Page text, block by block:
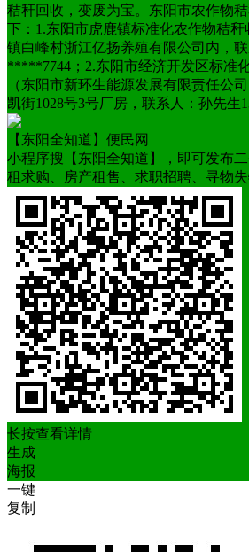
秸秆回收，变废为宝。东阳市农作物
下：1.东阳市虎鹿镇标准化农作物秸
镇白峰村浙江亿扬养殖有限公司内，
*****7744；2.东阳市经济开发区标准
（东阳市新环生能源发展有限责任公
凯街1028号3号厂房，联系人：孙先生
【东阳全知道】便民网
小程序搜【东阳全知道】，即可发布
租求购、房产租售、求职招聘、寻物
长按查看详情
生成
海报
一键
复制